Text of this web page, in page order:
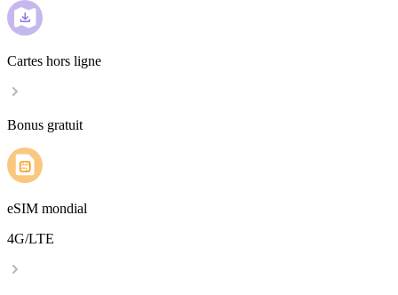
Cartes hors ligne
Bonus gratuit
eSIM mondial
4G/LTE